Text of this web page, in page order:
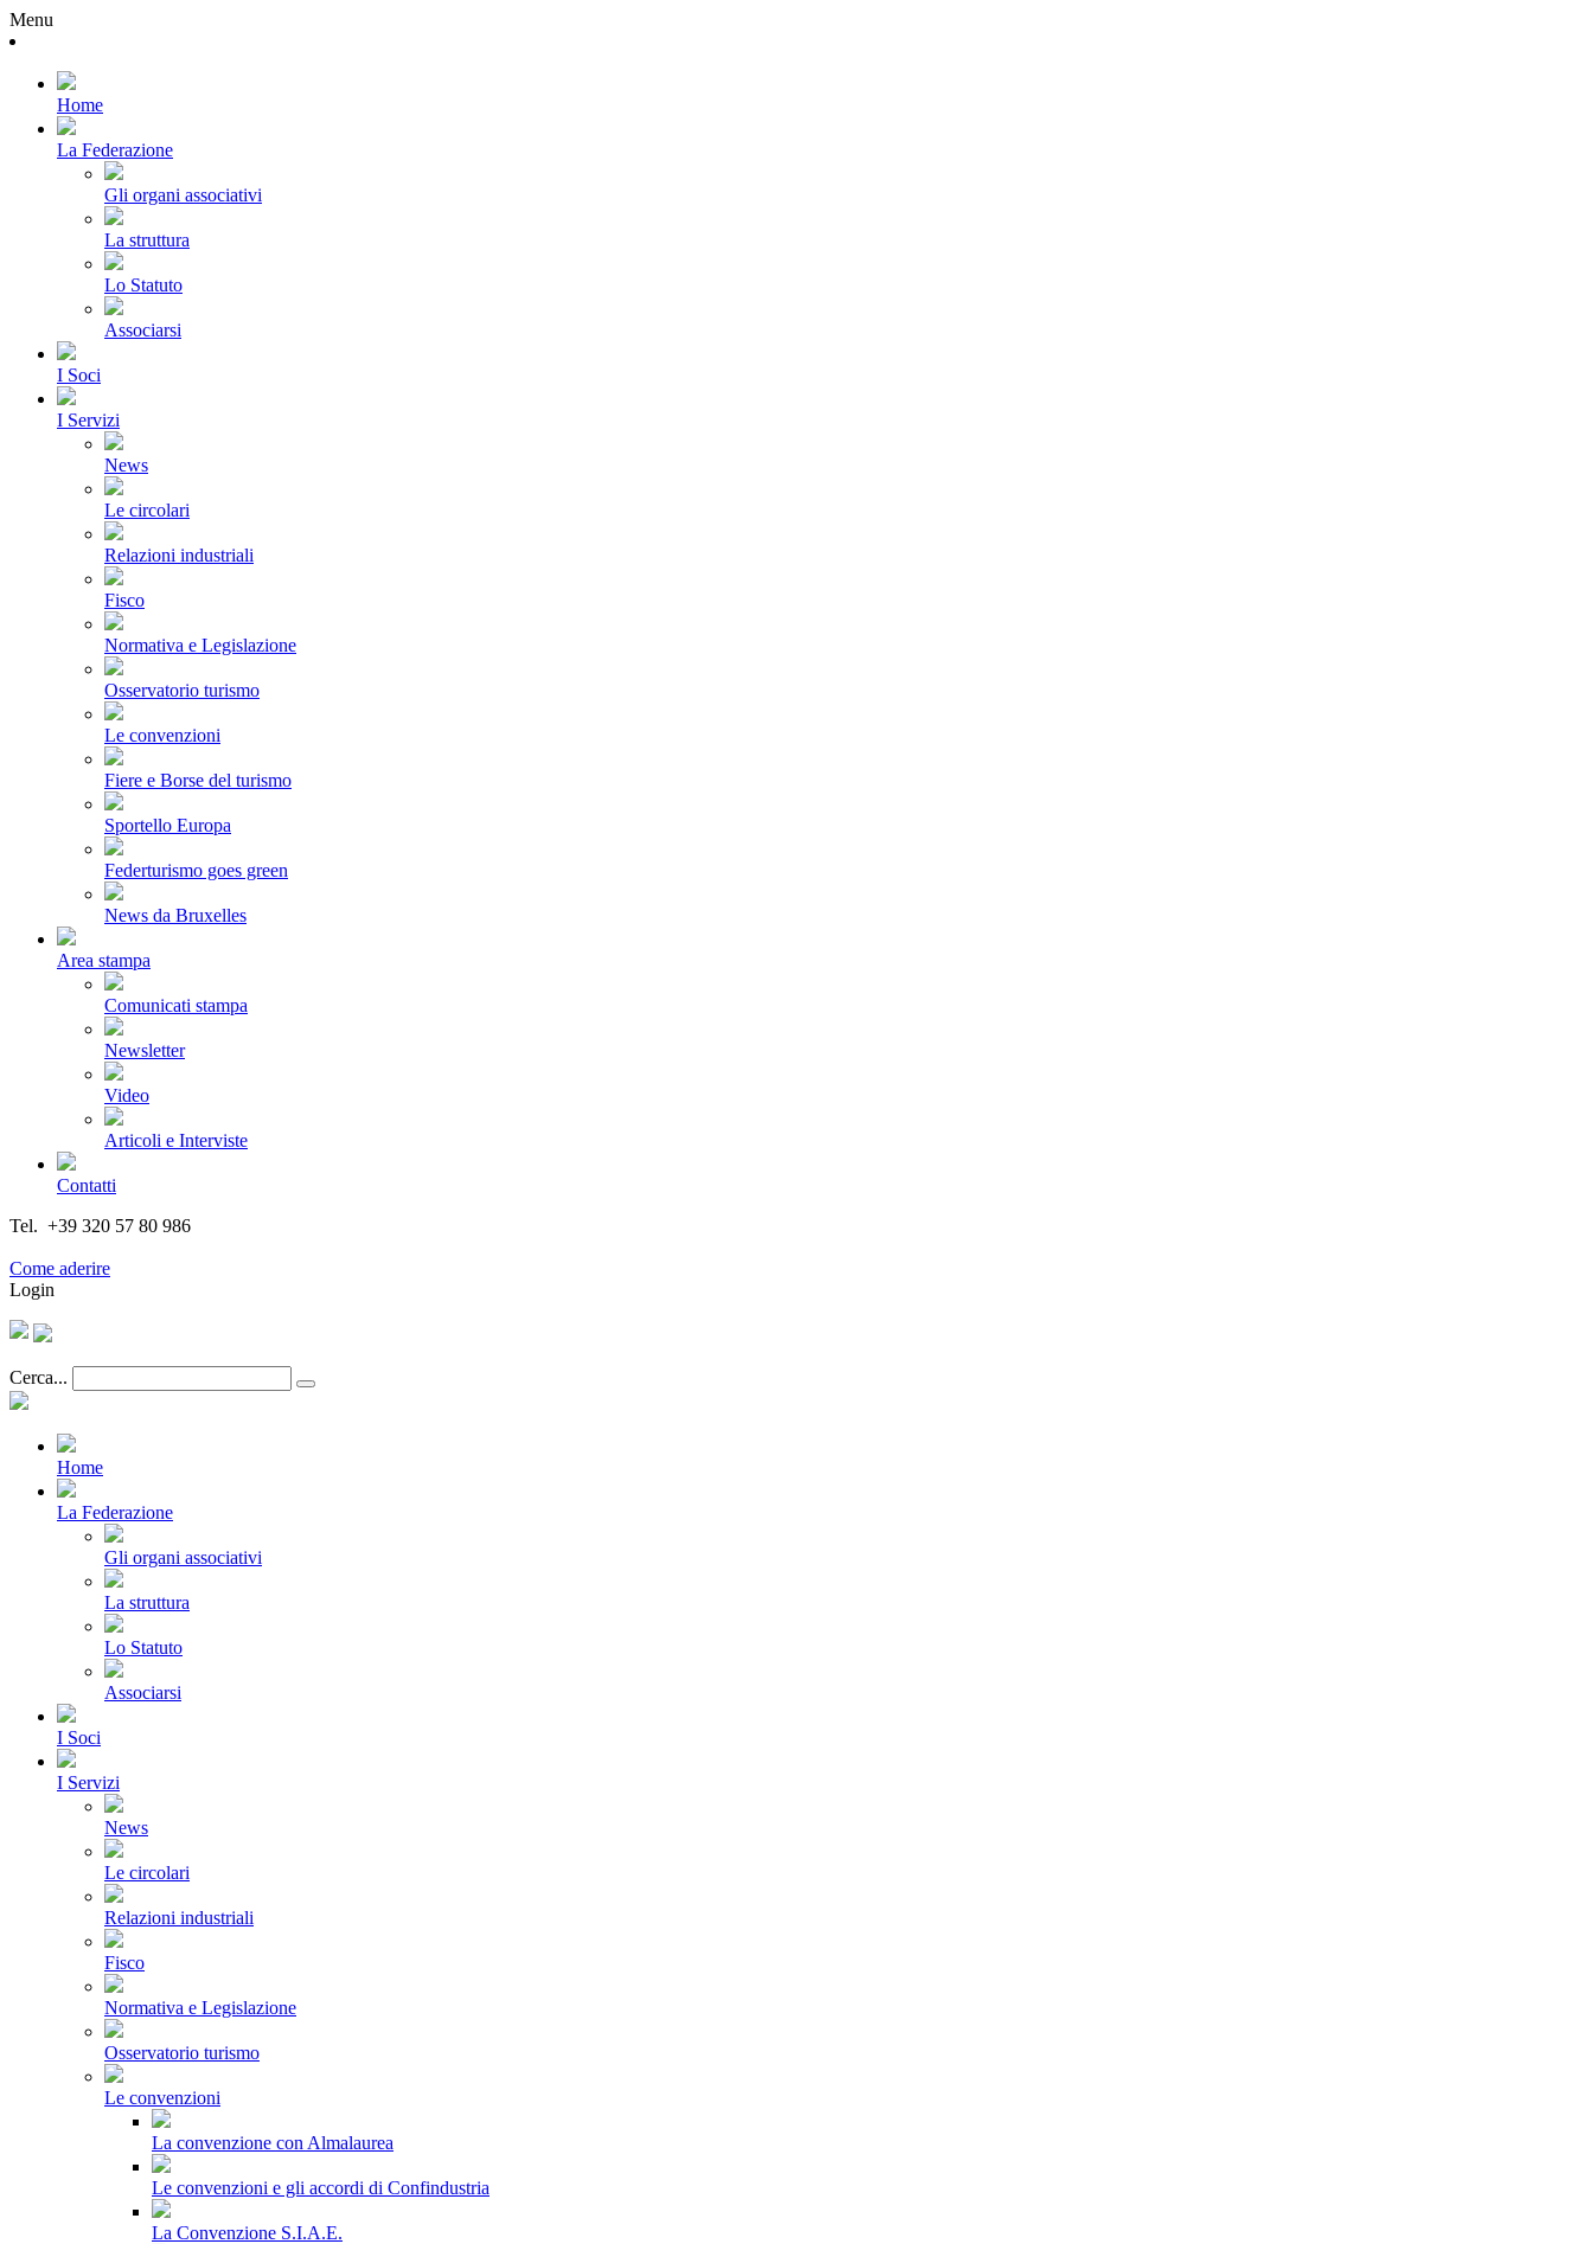
Menu
Home
La Federazione
Gli organi associativi
La struttura
Lo Statuto
Associarsi
I Soci
I Servizi
News
Le circolari
Relazioni industriali
Fisco
Normativa e Legislazione
Osservatorio turismo
Le convenzioni
Fiere e Borse del turismo
Sportello Europa
Federturismo goes green
News da Bruxelles
Area stampa
Comunicati stampa
Newsletter
Video
Articoli e Interviste
Contatti
Tel. +39 320 57 80 986
Come aderire
Login
Cerca...
Home
La Federazione
Gli organi associativi
La struttura
Lo Statuto
Associarsi
I Soci
I Servizi
News
Le circolari
Relazioni industriali
Fisco
Normativa e Legislazione
Osservatorio turismo
Le convenzioni
La convenzione con Almalaurea
Le convenzioni e gli accordi di Confindustria
La Convenzione S.I.A.E.